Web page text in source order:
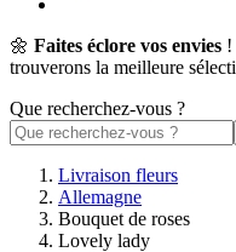
🌼 Faites éclore vos envies !
trouverons la meilleure
Que recherchez-vous ?
Livraison fleurs
Allemagne
Bouquet de roses
Lovely lady